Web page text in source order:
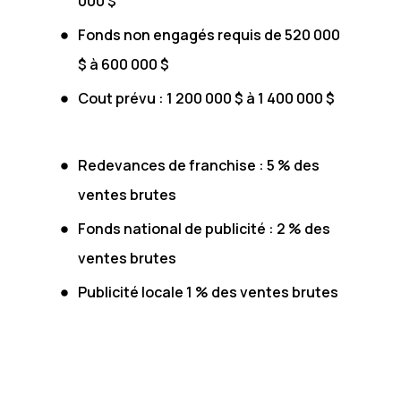
Fonds non engagés requis de 520 000
$ à 600 000 $
Cout prévu : 1 200 000 $ à 1 400 000 $
Redevances de franchise : 5 % des
ventes brutes
Fonds national de publicité : 2 % des
ventes brutes
Publicité locale 1 % des ventes brutes